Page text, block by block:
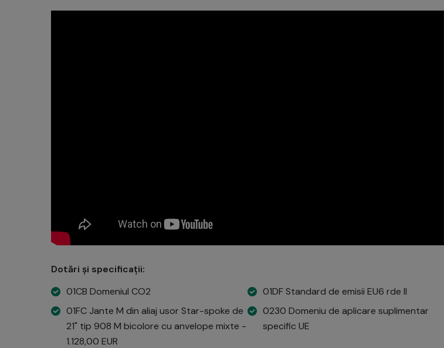
Dotări și specificații:
01CB Domeniul CO2
01DF Standard de emisii EU6 rde lI
01FC Jante M din aliaj usor Star-spoke de
21" tip 908 M bicolore cu anvelope mixte -
1.128,00 EUR
0230 Domeniu de aplicare suplimentar
specific UE